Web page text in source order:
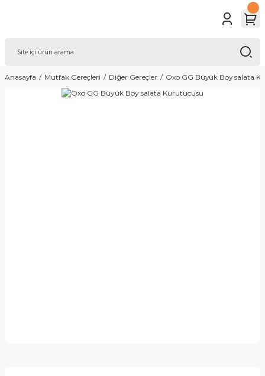
Anasayfa Mutfak Gereçleri Diğer Gereçler Oxo GG Büyük Boy salata